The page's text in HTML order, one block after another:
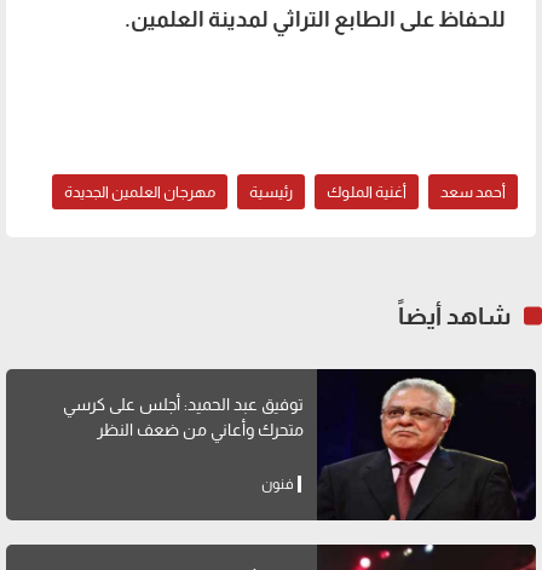
للحفاظ على الطابع التراثي لمدينة العلمين.
أحمد سعد أغنية الملوك رئيسية مهرجان العلمين الجديدة
شاهد أيضاً
توفيق عبد الحميد: أجلس على كرسي
متحرك وأعاني من ضعف النظر
فنون